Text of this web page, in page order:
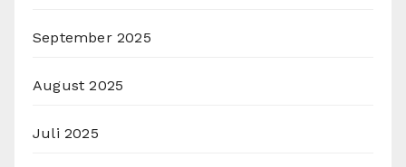
September 2025
August 2025
Juli 2025